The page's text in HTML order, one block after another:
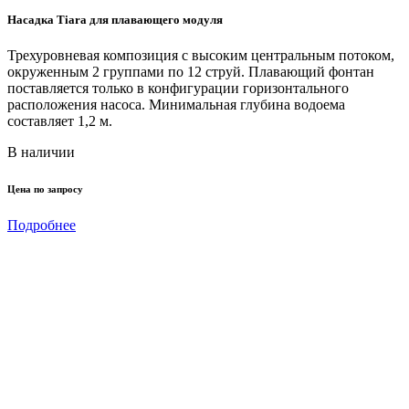
Насадка Tiara для плавающего модуля
Трехуровневая композиция с высоким центральным потоком,
окруженным 2 группами по 12 струй. Плавающий фонтан
поставляется только в конфигурации горизонтального
расположения насоса. Минимальная глубина водоема
составляет 1,2 м.
В наличии
Цена по запросу
Подробнее